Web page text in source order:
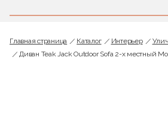
Главная страница Каталог Интерьер
Диван Teak Jack Outdoor Sofa 2-х местный